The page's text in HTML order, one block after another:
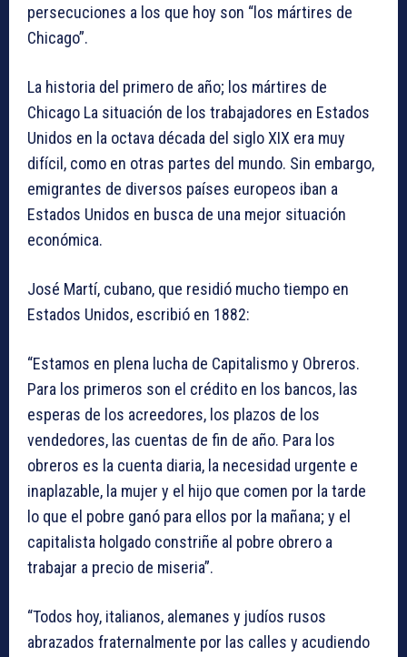
persecuciones a los que hoy son “los mártires de
Chicago”.
La historia del primero de año; los mártires de
Chicago La situación de los trabajadores en Estados
Unidos en la octava década del siglo XIX era muy
difícil, como en otras partes del mundo. Sin embargo,
emigrantes de diversos países europeos iban a
Estados Unidos en busca de una mejor situación
económica.
José Martí, cubano, que residió mucho tiempo en
Estados Unidos, escribió en 1882:
“Estamos en plena lucha de Capitalismo y Obreros.
Para los primeros son el crédito en los bancos, las
esperas de los acreedores, los plazos de los
vendedores, las cuentas de fin de año. Para los
obreros es la cuenta diaria, la necesidad urgente e
inaplazable, la mujer y el hijo que comen por la tarde
lo que el pobre ganó para ellos por la mañana; y el
capitalista holgado constriñe al pobre obrero a
trabajar a precio de miseria”.
“Todos hoy, italianos, alemanes y judíos rusos
abrazados fraternalmente por las calles y acudiendo